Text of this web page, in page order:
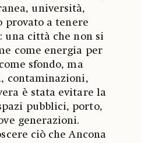
università,
provato a tenere
una città che non si
come energia per
sfondo, ma
contaminazioni,
è stata evitare la
pubblici, porto,
generazioni.
ciò che Ancona